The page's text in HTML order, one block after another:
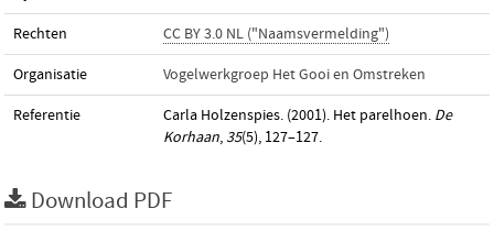
Rechten CC BY 3.0 NL ("Naamsvermelding")
Organisatie Vogelwerkgroep Het Gooi en Omstreken
Referentie Carla Holzenspies. (2001). Het parelhoen. De
Korhaan, 35(5), 127–127.
Download PDF